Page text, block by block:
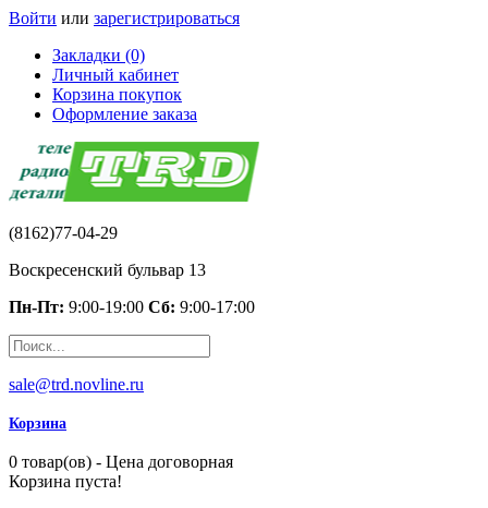
Войти или зарегистрироваться
Закладки (0)
Личный кабинет
Корзина покупок
Оформление заказа
(8162)77-04-29
Воскресенский бульвар 13
Пн-Пт: 9:00-19:00 Сб: 9:00-17:00
sale@trd.novline.ru
Корзина
0 товар(ов) - Цена договорная
Корзина пуста!